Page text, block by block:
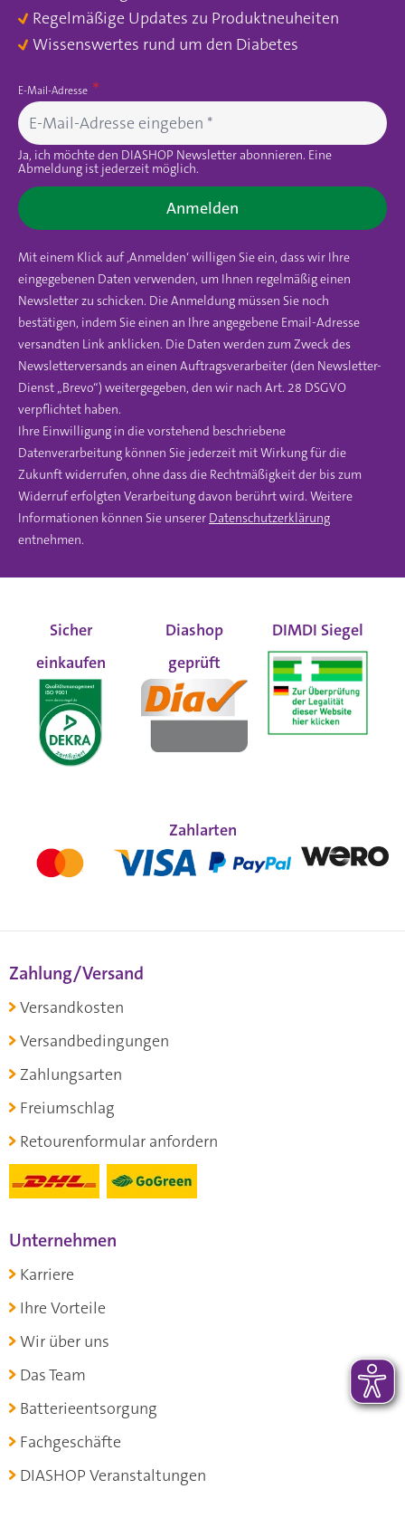
Regelmäßige Updates zu Produktneuheiten
Wissenswertes rund um den Diabetes
E-Mail-Adresse
Ja, ich möchte den DIASHOP Newsletter abonnieren. Eine
Abmeldung ist jederzeit möglich.
Anmelden
Mit einem Klick auf ‚Anmelden‘ willigen Sie ein, dass wir Ihre
eingegebenen Daten verwenden, um Ihnen regelmäßig einen
Newsletter zu schicken. Die Anmeldung müssen Sie noch
bestätigen, indem Sie einen an Ihre angegebene Email-Adresse
versandten Link anklicken. Die Daten werden zum Zweck des
Newsletterversands an einen Auftragsverarbeiter (den Newsletter-
Dienst „Brevo“) weitergegeben, den wir nach Art. 28 DSGVO
verpflichtet haben.
Ihre Einwilligung in die vorstehend beschriebene
Datenverarbeitung können Sie jederzeit mit Wirkung für die
Zukunft widerrufen, ohne dass die Rechtmäßigkeit der bis zum
Widerruf erfolgten Verarbeitung davon berührt wird. Weitere
Informationen können Sie unserer Datenschutzerklärung
entnehmen.
Sicher
einkaufen
Diashop
geprüft
DIMDI Siegel
Zahlarten
Zahlung/Versand
Versandkosten
Versandbedingungen
Zahlungsarten
Freiumschlag
Retourenformular anfordern
Unternehmen
Karriere
Ihre Vorteile
Wir über uns
Das Team
Batterieentsorgung
Fachgeschäfte
DIASHOP Veranstaltungen